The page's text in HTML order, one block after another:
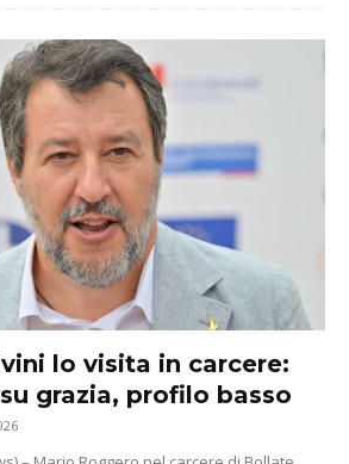
lo visita in carcere:
grazia, profilo basso